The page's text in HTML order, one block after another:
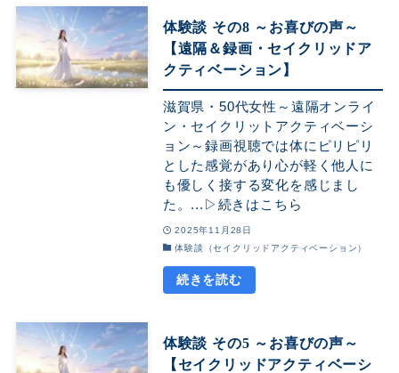
体験談 その8 ～お喜びの声～
【遠隔＆録画・セイクリッドア
クティベーション】
滋賀県・50代女性～遠隔オンライ
ン・セイクリットアクティベーシ
ョン～録画視聴では体にピリピリ
とした感覚があり心が軽く他人に
も優しく接する変化を感じまし
た。...▷続きはこちら
2025年11月28日
体験談（セイクリッドアクティベーション）
体験談 その5 ～お喜びの声～
【セイクリッドアクティベーシ